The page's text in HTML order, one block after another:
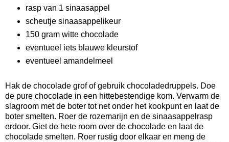
rasp van 1 sinaasappel
scheutje sinaasappelikeur
150 gram witte chocolade
eventueel iets blauwe kleurstof
eventueel amandelmeel
Hak de chocolade grof of gebruik chocoladedruppels. Doe
de pure chocolade in een hittebestendige kom. Verwarm de
slagroom met de boter tot net onder het kookpunt en laat de
boter smelten. Roer de rozemarijn en de sinaasappelrasp
erdoor. Giet de hete room over de chocolade en laat de
chocolade smelten. Roer rustig door elkaar en meng de